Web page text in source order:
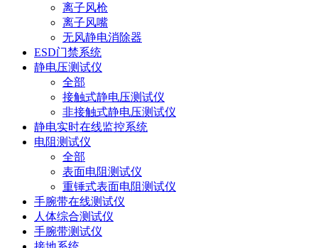
离子风枪
离子风嘴
无风静电消除器
ESD门禁系统
静电压测试仪
全部
接触式静电压测试仪
非接触式静电压测试仪
静电实时在线监控系统
电阻测试仪
全部
表面电阻测试仪
重锤式表面电阻测试仪
手腕带在线测试仪
人体综合测试仪
手腕带测试仪